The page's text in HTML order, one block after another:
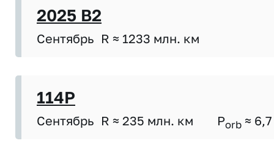
2025 B2
Сентябрь R ≈ 1233 млн. км
114P
Сентябрь R ≈ 235 млн. км Porb ≈ 6,7